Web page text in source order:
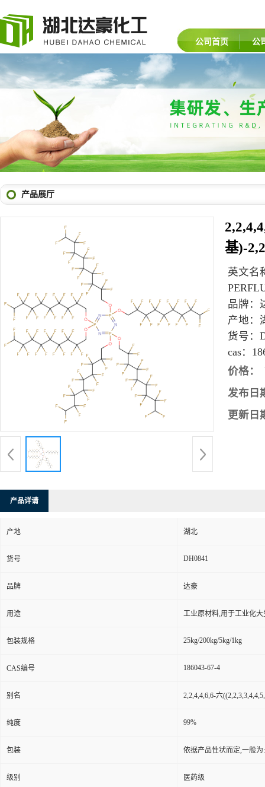
公司首页 公
产品展厅
基)-
英文名
品牌：
产地：
货号：
cas：
价格：
发布日
更新日
产品详请
产地 湖北
货号 DH0841
品牌 达豪
用途 工业原材料,用于工业化大
包装规格 25kg/200kg/5kg/1kg
CAS编号 186043-67-4
别名 2,2,4,4,6,6-六
纯度 99%
包装 依据产品性状而定,一般
级别 医药级